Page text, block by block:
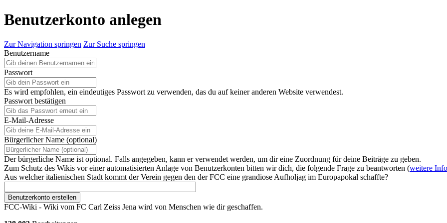
Benutzerkonto anlegen
Zur Navigation springen Zur Suche springen
Benutzername
Passwort
Es wird empfohlen, ein eindeutiges Passwort zu verwenden, das du auf keiner anderen Website verwendest.
Passwort bestätigen
E-Mail-Adresse
Bürgerlicher Name (optional)
Der bürgerliche Name ist optional. Falls angegeben, kann er verwendet werden, um dir eine Zuordnung für deine Beiträge zu geben.
Zum Schutz des Wikis vor einer automatisierten Anlage von Benutzerkonten bitten wir dich, die folgende Frage zu beantworten (weitere
Aus welcher italienischen Stadt kommt der Verein gegen den der FCC eine grandiose Aufholjag im Europapokal schaffte?
Benutzerkonto erstellen
FCC-Wiki - Wiki vom FC Carl Zeiss Jena wird von Menschen wie dir geschaffen.